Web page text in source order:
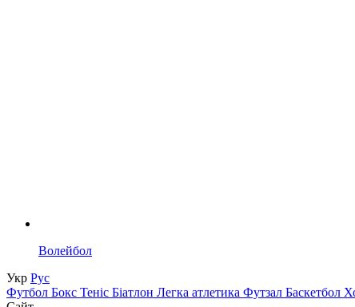
Волейбол
Укр Рус
Футбол Бокс Теніс Біатлон Легка атлетика Футзал Баскетбол